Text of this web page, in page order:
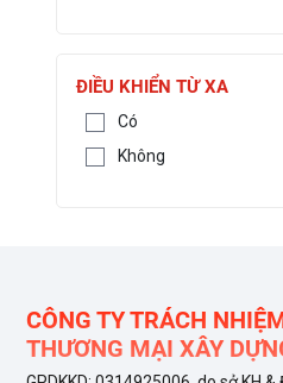
ĐIỀU KHIỂN TỪ XA
Có
Không
CÔNG TY TRÁCH
THƯƠNG MẠI XÂY